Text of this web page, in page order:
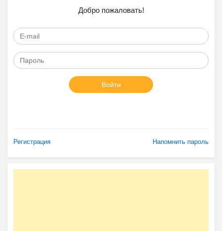
Добро пожаловать!
Войти
Регистрация Напомнить пароль